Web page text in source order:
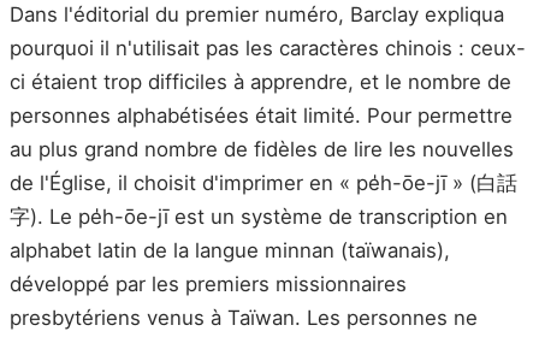
Dans l'éditorial du premier numéro, Barclay expliqua
pourquoi il n'utilisait pas les caractères chinois : ceux-
ci étaient trop difficiles à apprendre, et le nombre de
personnes alphabétisées était limité. Pour permettre
au plus grand nombre de fidèles de lire les nouvelles
de l'Église, il choisit d'imprimer en « pe̍h-ōe-jī » (白話
字). Le pe̍h-ōe-jī est un système de transcription en
alphabet latin de la langue minnan (taïwanais),
développé par les premiers missionnaires
presbytériens venus à Taïwan. Les personnes ne